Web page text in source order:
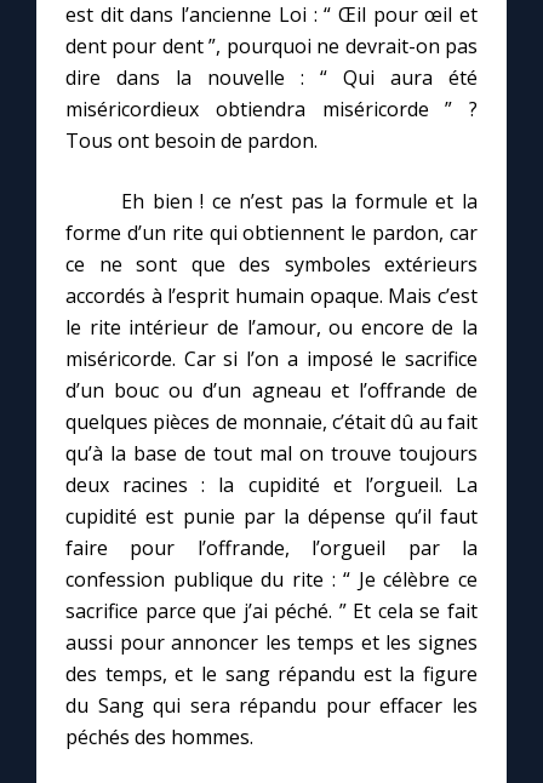
est dit dans l’ancienne Loi : “ Œil pour œil et
dent pour dent ”, pourquoi ne devrait-on pas
dire dans la nouvelle : “ Qui aura été
miséricordieux obtiendra miséricorde ” ?
Tous ont besoin de pardon.
Eh bien ! ce n’est pas la formule et la
forme d’un rite qui obtiennent le pardon, car
ce ne sont que des symboles extérieurs
accordés à l’esprit humain opaque. Mais c’est
le rite intérieur de l’amour, ou encore de la
miséricorde. Car si l’on a imposé le sacrifice
d’un bouc ou d’un agneau et l’offrande de
quelques pièces de monnaie, c’était dû au fait
qu’à la base de tout mal on trouve toujours
deux racines : la cupidité et l’orgueil. La
cupidité est punie par la dépense qu’il faut
faire pour l’offrande, l’orgueil par la
confession publique du rite : “ Je célèbre ce
sacrifice parce que j’ai péché. ” Et cela se fait
aussi pour annoncer les temps et les signes
des temps, et le sang répandu est la figure
du Sang qui sera répandu pour effacer les
péchés des hommes.